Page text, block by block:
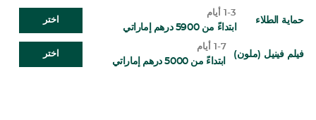
حماية الطلاء
1-3 أيام
ابتداءً من 5900 درهم إماراتي
اختر
فيلم فينيل (ملون)
1-7 أيام
ابتداءً من 5000 درهم إماراتي
اختر